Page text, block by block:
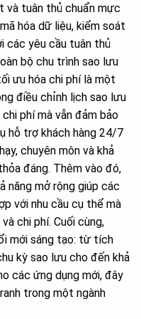
và tuân thủ chuẩn mực
hóa dữ liệu, kiểm soát
các yêu cầu tuân thủ
bộ chu trình sao lưu
ưu hóa chi phí là một
điều chỉnh lịch sao lưu
phí mà vẫn đảm bảo
hỗ trợ khách hàng 24/7
chuyên môn và khả
đáng. Thêm vào đó,
năng mở rộng giúp các
với nhu cầu cụ thể mà
chi phí. Cuối cùng,
mới sáng tạo: từ tích
kỳ sao lưu cho đến khả
các ứng dụng mới, đây
trong một ngành